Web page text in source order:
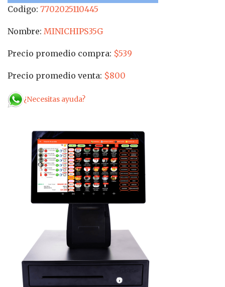
Codigo: 7702025110445
Nombre: MINICHIPS35G
Precio promedio compra: $539
Precio promedio venta: $800
¿Necesitas ayuda?